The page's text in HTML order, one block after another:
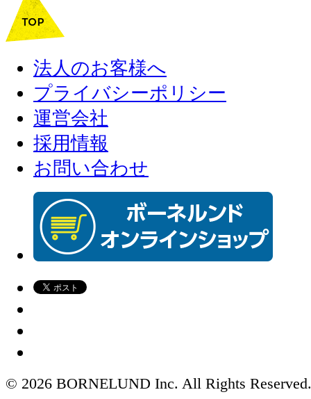
法人のお客様へ
プライバシーポリシー
運営会社
採用情報
お問い合わせ
© 2026 BORNELUND Inc. All Rights Reserved.